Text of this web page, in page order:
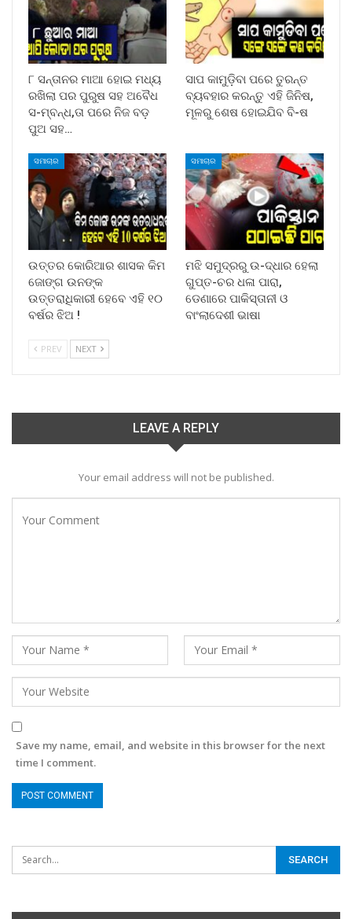
୮ ସନ୍ତାନର ମାଆ ହୋଇ ମଧ୍ୟ
ରଖିଲା ପର ପୁରୁଷ ସହ ଅବୈଧ
ସ-ମ୍ବନ୍ଧ,ତା ପରେ ନିଜ ବଡ଼
ପୁଅ ସହ…
ସାପ କାମୁଡ଼ିବା ପରେ ତୁରନ୍ତ
ବ୍ୟବହାର କରନ୍ତୁ ଏହି ଜିନିଷ,
ମୂଳରୁ ଶେଷ ହୋଇଯିବ ବି-ଷ
ସମାଚାର
ଉତ୍ତର କୋରିଆର ଶାସକ କିମ
ଜୋଙ୍ଗ ଉନଙ୍କ
ଉତ୍ତରାଧିକାରୀ ହେବେ ଏହି ୧୦
ବର୍ଷର ଝିଅ !
ସମାଚାର
ମଝି ସମୁଦ୍ରରୁ ଉ-ଦ୍ଧାର ହେଲା
ଗୁପ୍ତ-ଚର ଧଳା ପାରା,
ଡେଣାରେ ପାକିସ୍ତାନୀ ଓ
ବାଂଲାଦେଶୀ ଭାଷା
PREV NEXT
LEAVE A REPLY
Your email address will not be published.
Save my name, email, and website in this browser for the next
time I comment.